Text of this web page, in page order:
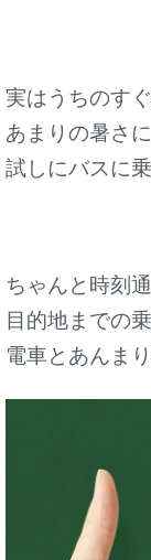
実はうちのす
あまりの暑さに
試しにバスに
ちゃんと時刻
目的地までの
電車とあんま